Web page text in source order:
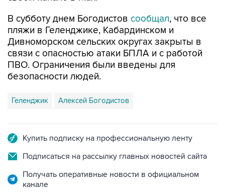
Дивноморском сельских округах закрыты в
связи с опасностью атаки БПЛА и с работой
ПВО. Ограничения были введены для
безопасности людей.
Геленджик Алексей Богодистов
Подписаться на рассылку главных новостей сайта
Получать оперативные новости в официальном